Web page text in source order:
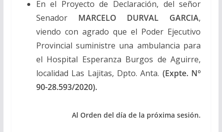
En el Proyecto de Declaración, del señor
Senador MARCELO DURVAL GARCIA,
viendo con agrado que el Poder Ejecutivo
Provincial suministre una ambulancia para
el Hospital Esperanza Burgos de Aguirre,
localidad Las Lajitas, Dpto. Anta. (Expte. Nº
90-28.593/2020).
Al Orden del día de la próxima sesión.